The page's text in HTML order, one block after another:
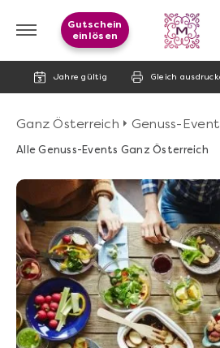
Jahre gültig Gleich
Gutschein
einlösen
Ganz Österreich Genuss-
Alle Genuss-Events Ganz Österreich